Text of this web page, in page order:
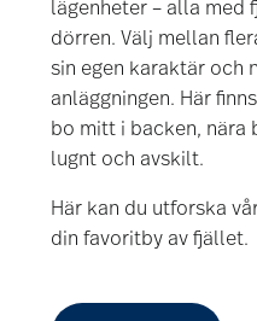
lägenheter – alla med
dörren. Välj mellan
sin egen karaktär och
anläggningen. Här
bo mitt i backen, nära
lugnt och avskilt.
Här kan du utforska
din favoritby av fjället.